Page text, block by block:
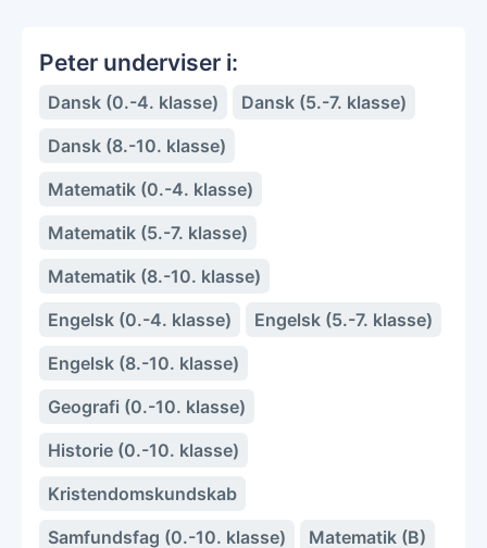
Peter underviser i:
Dansk (0.-4. klasse)
Dansk (5.-7. klasse)
Dansk (8.-10. klasse)
Matematik (0.-4. klasse)
Matematik (5.-7. klasse)
Matematik (8.-10. klasse)
Engelsk (0.-4. klasse)
Engelsk (5.-7. klasse)
Engelsk (8.-10. klasse)
Geografi (0.-10. klasse)
Historie (0.-10. klasse)
Kristendomskundskab
Samfundsfag (0.-10. klasse)
Matematik (B)